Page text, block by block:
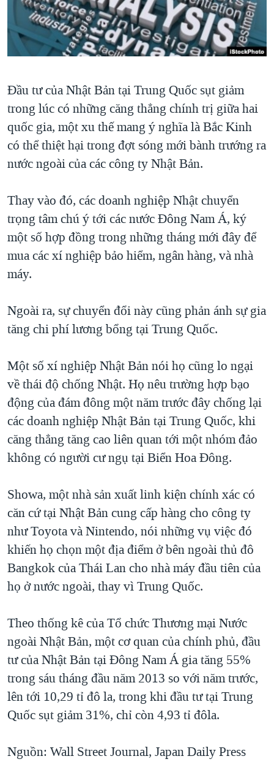
"Tìm"NGƯỜI VIỆT HẢI NGOẠI
ĐỜI SỐNG
KINH TẾ
VĂN HOÁ
THỂ THAO
GIÁO DỤC
TẠI
HÀNH TRÌNH BẦU CỬ 2024
MỘT NĂM CHIẾN TRANH TẠI DẢI GAZA
NGÀY TỊ NẠN THẾ GIỚI
TRỊNH VĨNH BÌNH - NGƯỜI HẠ 'BÊN THẮNG CUỘC'
GROUND ZERO – XƯA VÀ NAY
CHI PHÍ CHIẾN TRANH AFGHANISTAN
THƯỢNG ĐỈNH TRUMP-KIM TẠI VIỆT NAM
TRỊNH VĨNH BÌNH VS. CHÍNH PHỦ VIỆT NAM
NGƯ DÂN VIỆT VÀ LÀN SÓNG TRỘM HẢI SÂM
VIDEO
NGHE
Ngôn ngữ khác
Đầu tư của Nhật Bản tại Trung Quốc sụt giảm
trong lúc có những căng thẳng chính trị giữa hai
quốc gia, một xu thế mang ý nghĩa là Bắc Kinh
có thể thiệt hại trong đợt sóng mới bành trướng ra
nước ngoài của các công ty Nhật Bản.
Thay vào đó, các doanh nghiệp Nhật chuyển
trọng tâm chú ý tới các nước Đông Nam Á, ký
một số hợp đồng trong những tháng mới đây để
mua các xí nghiệp bảo hiểm, ngân hàng, và nhà
máy.
Ngoài ra, sự chuyển đổi này cũng phản ánh sự gia
tăng chi phí lương bổng tại Trung Quốc.
Một số xí nghiệp Nhật Bản nói họ cũng lo ngại
về thái độ chống Nhật. Họ nêu trường hợp bạo
động của đám đông một năm trước đây chống lại
các doanh nghiệp Nhật Bản tại Trung Quốc, khi
căng thẳng tăng cao liên quan tới một nhóm đảo
không có người cư ngụ tại Biển Hoa Đông.
Showa, một nhà sản xuất linh kiện chính xác có
căn cứ tại Nhật Bản cung cấp hàng cho công ty
như Toyota và Nintendo, nói những vụ việc đó
khiến họ chọn một địa điểm ở bên ngoài thủ đô
Bangkok của Thái Lan cho nhà máy đầu tiên của
họ ở nước ngoài, thay vì Trung Quốc.
Theo thống kê của Tổ chức Thương mại Nước
ngoài Nhật Bản, một cơ quan của chính phủ, đầu
tư của Nhật Bản tại Đông Nam Á gia tăng 55%
trong sáu tháng đầu năm 2013 so với năm trước,
lên tới 10,29 tỉ đô la, trong khi đầu tư tại Trung
Quốc sụt giảm 31%, chỉ còn 4,93 tỉ đôla.
Nguồn: Wall Street Journal, Japan Daily Press